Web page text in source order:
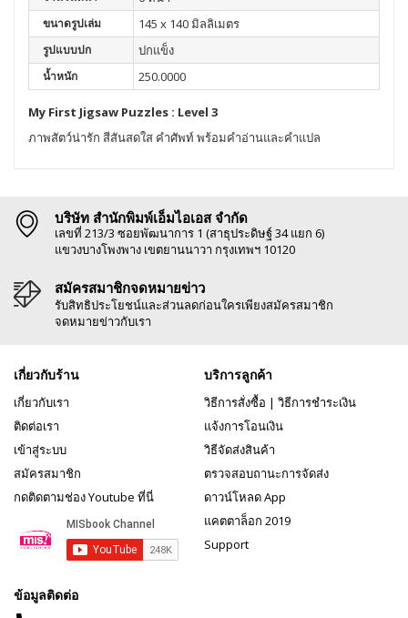
ขนาดรูปเล่ม 145 x 140 มิลลิเมตร
รูปแบบปก ปกแข็ง
น้ำหนัก 250.0000
My First Jigsaw Puzzles : Level 3
ภาพสัตว์น่ารัก สีสันสดใส คำศัพท์ พร้อมคำอ่านและคำแปล
บริษัท สำนักพิมพ์เอ็มไอเอส จำกัด
เลขที่ 213/3 ซอยพัฒนาการ 1 (สาธุประดิษฐ์ 34 แยก 6)
แขวงบางโพงพาง เขตยานนาวา กรุงเทพฯ 10120
สมัครสมาชิกจดหมายข่าว
รับสิทธิประโยชน์และส่วนลดก่อนใครเพียงสมัครสมาชิก
จดหมายข่าวกับเรา
เกี่ยวกับร้าน
เกี่ยวกับเรา
ติดต่อเรา
เข้าสู่ระบบ
สมัครสมาชิก
กดติดตามช่อง Youtube ที่นี่
บริการลูกค้า
วิธีการสั่งซื้อ | วิธีการชำระเงิน
แจ้งการโอนเงิน
วิธีจัดส่งสินค้า
ตรวจสอบถานะการจัดส่ง
ดาวน์โหลด App
แคตตาล็อก 2019
Support
ข้อมูลติดต่อ